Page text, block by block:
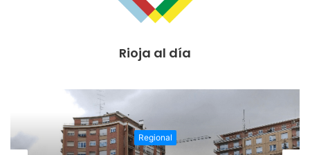
uno de los creadores del EURODANCE con éxitos
Rioja al día
Regional